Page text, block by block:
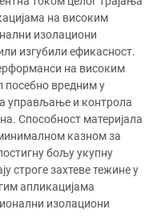
на високим
изолациони
изгубили ефикасност.
на високим
посебно вредним у
управљање и контрола
Способност материјала
казном за
бољу укупну
строге захтеве тежине у
апликацијама
изолациони